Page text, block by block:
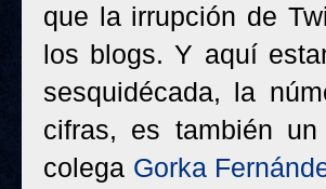
que la irrupción de
los blogs. Y aquí
sesquidécada, la
cifras, es también
colega Gorka